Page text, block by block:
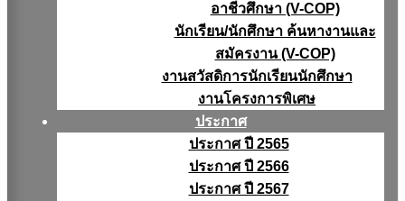
อาชีวศึกษา (V-COP)
นักเรียน/นักศึกษา ค้นหางานและ
สมัครงาน (V-COP)
งานสวัสดิการนักเรียนนักศึกษา
งานโครงการพิเศษ
ประกาศ
ประกาศ ปี 2565
ประกาศ ปี 2566
ประกาศ ปี 2567